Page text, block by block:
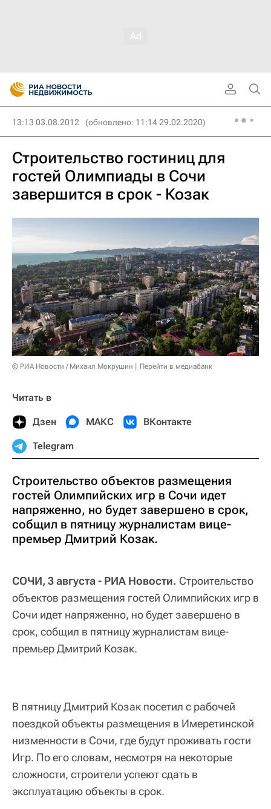
13:13 03.08.2012 (обновлено: 11:14 29.02.2020)
Строительство гостиниц для
гостей Олимпиады в Сочи
завершится в срок - Козак
© РИА Новости / Михаил Мокрушин Перейти в медиабанк
Читать в
Дзен МАКС ВКонтакте
Telegram
Строительство объектов размещения
гостей Олимпийских игр в Сочи идет
напряженно, но будет завершено в срок,
собщил в пятницу журналистам вице-
премьер Дмитрий Козак.
СОЧИ, 3 августа - РИА Новости. Строительство
объектов размещения гостей Олимпийских игр в
Сочи идет напряженно, но будет завершено в
срок, собщил в пятницу журналистам вице-
премьер Дмитрий Козак.
В пятницу Дмитрий Козак посетил с рабочей
поездкой объекты размещения в Имеретинской
низменности в Сочи, где будут проживать гости
Игр. По его словам, несмотря на некоторые
сложности, строители успеют сдать в
эксплуатацию объекты в срок.